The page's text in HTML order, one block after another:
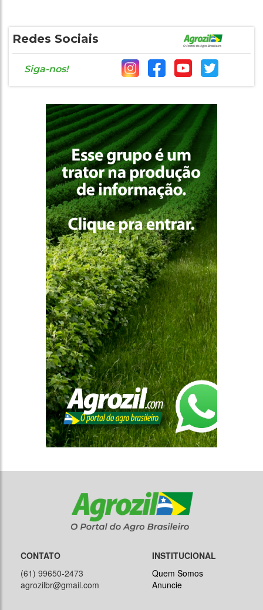
Redes Sociais
Siga-nos!
CONTATO
(61) 99650-2473
agrozilbr@gmail.com
INSTITUCIONAL
Quem Somos
Anuncie